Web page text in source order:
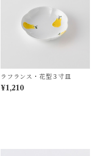
ラフランス・花型３寸皿
¥1,210